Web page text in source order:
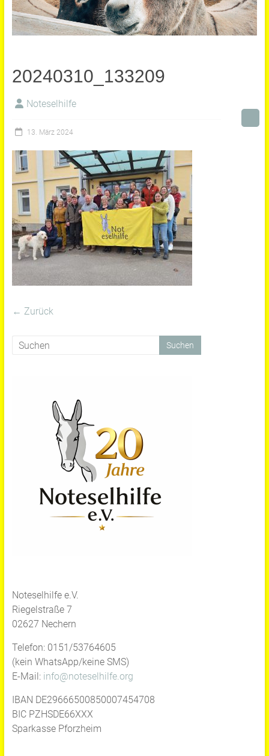
20240310_133209
Noteselhilfe
13. März 2024
← Zurück
Noteselhilfe e.V.
Riegelstraße 7
02627 Nechern
Telefon: 0151/53764605
(kein WhatsApp/keine SMS)
E-Mail: info@noteselhilfe.org
IBAN DE29666500850007454708
BIC PZHSDE66XXX
Sparkasse Pforzheim